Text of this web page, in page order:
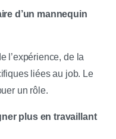
d’un mannequin
l’expérience, de la
liées au job. Le
un rôle.
plus en travaillant